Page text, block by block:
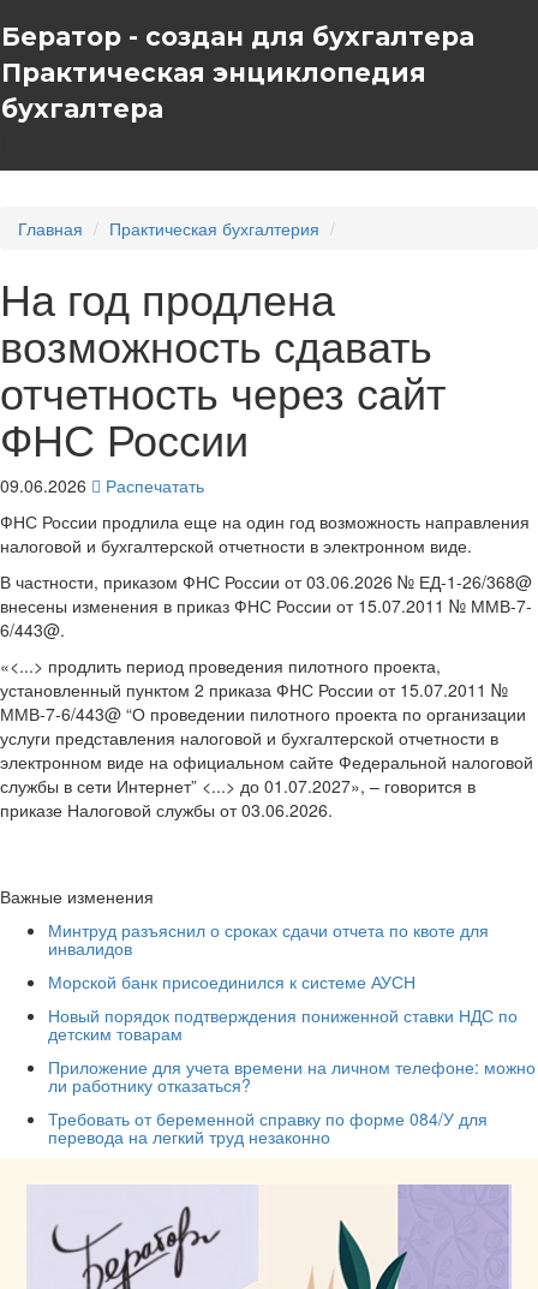
Бератор - создан для бухгалтера
Практическая энциклопедия
бухгалтера
Главная Практическая бухгалтерия
На год продлена
возможность сдавать
отчетность через сайт
ФНС России
09.06.2026
Распечатать
ФНС России продлила еще на один год возможность направления
налоговой и бухгалтерской отчетности в электронном виде.
В частности, приказом ФНС России от 03.06.2026 № ЕД-1-26/368@
внесены изменения в приказ ФНС России от 15.07.2011 № ММВ-7-
6/443@.
«<...> продлить период проведения пилотного проекта,
установленный пунктом 2 приказа ФНС России от 15.07.2011 №
ММВ-7-6/443@ “О проведении пилотного проекта по организации
услуги представления налоговой и бухгалтерской отчетности в
электронном виде на официальном сайте Федеральной налоговой
службы в сети Интернет” <...> до 01.07.2027», – говорится в
приказе Налоговой службы от 03.06.2026.
Важные изменения
Минтруд разъяснил о сроках сдачи отчета по квоте для
инвалидов
Морской банк присоединился к системе АУСН
Новый порядок подтверждения пониженной ставки НДС по
детским товарам
Приложение для учета времени на личном телефоне: можно
ли работнику отказаться?
Требовать от беременной справку по форме 084/У для
перевода на легкий труд незаконно